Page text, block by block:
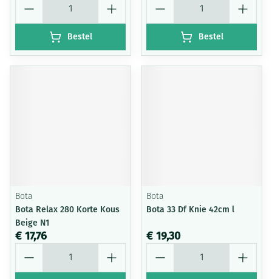
Bestel Bestel
Bota
Bota Relax 280 Korte Kous
Beige N1
€ 17,76
Bota
Bota 33 Df Knie 42cm l
€ 19,30